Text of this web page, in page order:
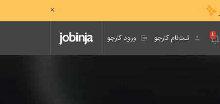
ورود کارجو ثبت‌نام کارجو ۱